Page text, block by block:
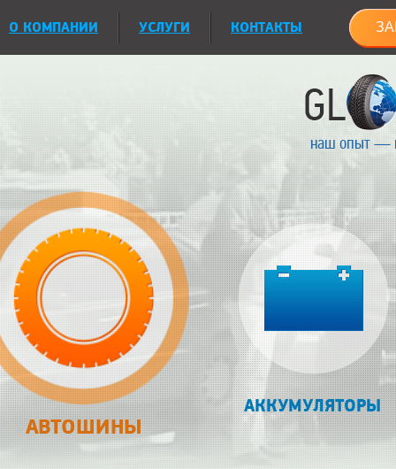
О КОМПАНИИ УСЛУГИ КОНТАКТЫ
наш опыт —
АВТОШИНЫ
АККУМУЛЯТОРЫ